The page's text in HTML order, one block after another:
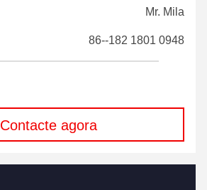
Mr. Mila
86--182 1801 0948
Contacte agora